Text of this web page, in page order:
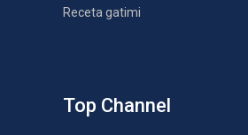
Receta gatimi
Top Channel